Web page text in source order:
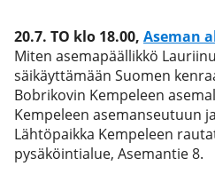
20.7. TO klo 18.00, Aseman
Miten asemapäällikkö
säikäyttämään Suomen
Bobrikovin Kempeleen
Kempeleen asemanseutuun
Lähtöpaikka Kempeleen
pysäköintialue, Asemantie 8.